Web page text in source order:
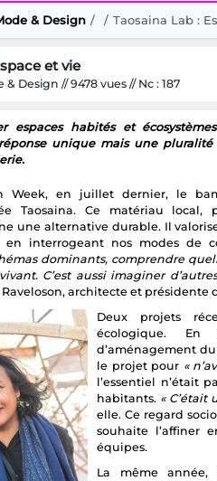
& Design Taosaina Lab :
et vie
& Design // 9478 vues // Nc : 187
espaces habités et
unique mais une
Week, en juillet dernier, le
Taosaina. Ce matériau
une alternative durable. Il
interrogeant nos modes de
dominants, comprendre
C’est aussi imaginer
architecte et présidente
Deux projets
écologique. En
d’aménagement
le projet pour «
l’essentiel n’était
habitants. « C’était
elle. Ce regard
souhaite l’affiner
équipes.
La même